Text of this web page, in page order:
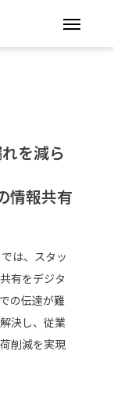
を減ら
情報共有
は、スタッ
有をデジタ
の伝達が難
決し、従業
削減を実現